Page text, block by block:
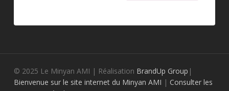
© 2025 Le Minyan AMI | Réalisation BrandUp Group |
Bienvenue sur le site internet du Minyan AMI | Consulter les